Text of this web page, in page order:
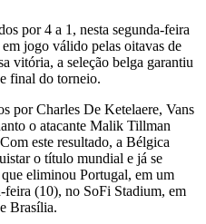
por 4 a 1, nesta segunda-feira
jogo válido pelas oitavas de
vitória, a seleção belga garantiu
final do torneio.
por Charles De Ketelaere, Vans
o atacante Malik Tillman
este resultado, a Bélgica
o título mundial e já se
eliminou Portugal, em um
feira (10), no SoFi Stadium, em
Brasília.